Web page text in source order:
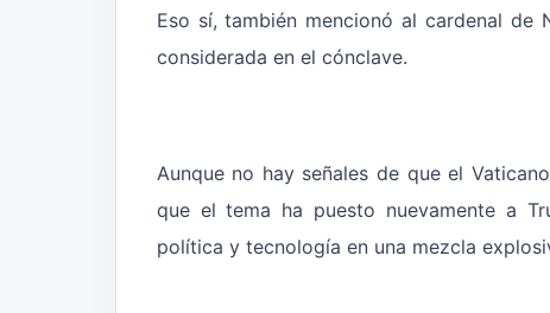
Eso sí, también mencionó al cardenal de
considerada en el cónclave.
Aunque no hay señales de que el
que el tema ha puesto nuevamente a
política y tecnología en una mezcla